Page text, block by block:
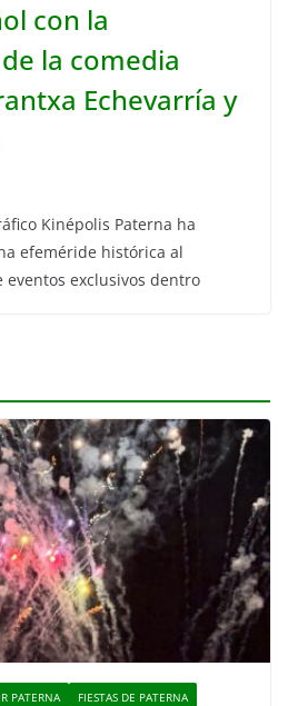
con la
la comedia
Echevarría y
Kinépolis Paterna ha
efeméride histórica al
exclusivos dentro
PATERNA
FIESTAS DE PATERNA